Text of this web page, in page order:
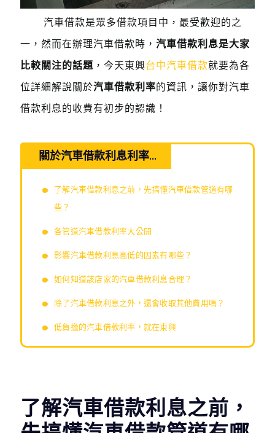
汽車借款是眾多借款項目中，最受歡迎的之
一，然而在辦理汽車借款時， 汽車借款利息是大家
比較關注的話題 ，今天東興台中汽車借款就要為各
位詳細解說關於汽車借款利率的資訊，讓你對汽車
借款利息的收費有初步的認識！
關於汽車借款利息利率...
了解汽車借款利息之前，先搞懂汽車借款管道有哪
些？
各管道汽車借款利率大公開
影響汽車借款利息高低的因素有哪些？
如何知道該店家的汽車借款利息合理？
除了汽車借款利息之外，還會收取其他費用嗎？
低負擔的汽車借款利率，就在東興
了解汽車借款利息之前，